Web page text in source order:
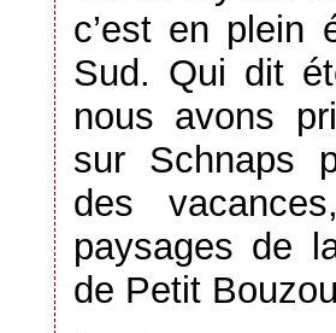
c’est en plein
Sud. Qui dit
nous avons
sur Schnaps
des
paysages de
de Petit